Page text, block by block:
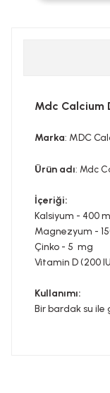
Mdc Calcium
Marka: MDC
Ürün adı: Mdc
İçeriği:
Kalsiyum - 400
Magnezyum -
Çinko - 5 mg
Vitamin D (200
Kullanımı:
Bir bardak su ile